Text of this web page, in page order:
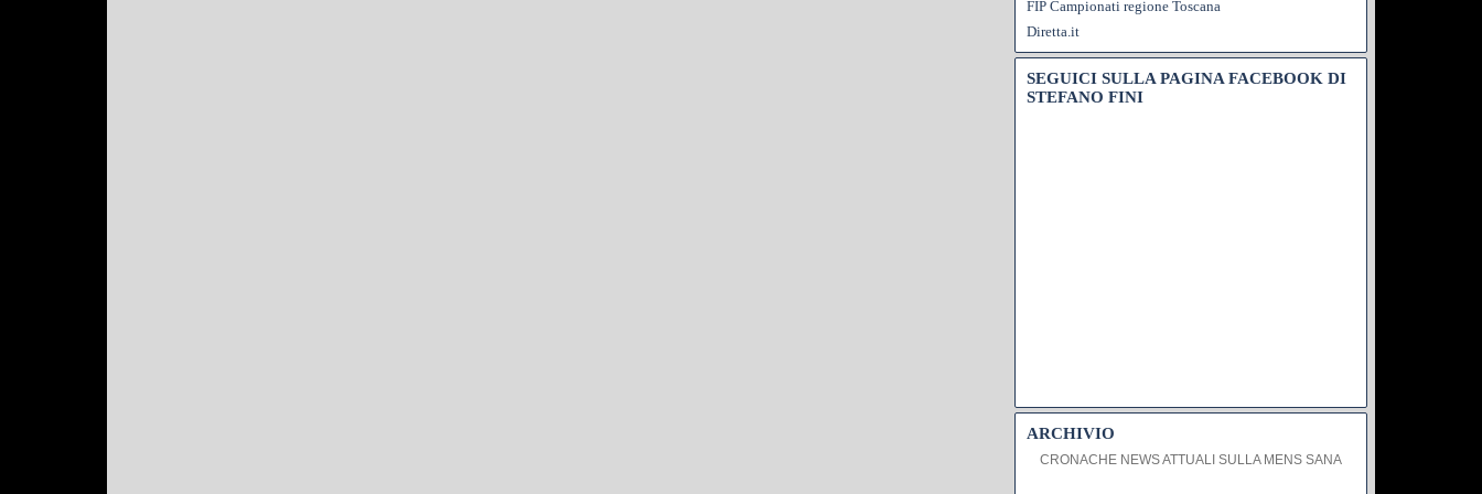
FIP Campionati regione Toscana
Diretta.it
SEGUICI SULLA PAGINA FACEBOOK DI
STEFANO FINI
ARCHIVIO
CRONACHE NEWS ATTUALI SULLA MENS SANA